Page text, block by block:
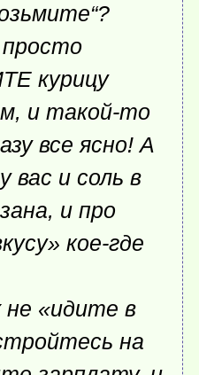
курицу
и такой-то
все ясно! А
и соль в
и про
кое-где
«идите в
на